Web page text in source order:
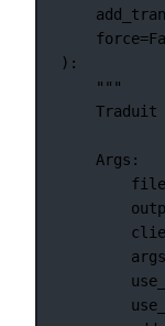
force=
):
"""
Traduit
Args: